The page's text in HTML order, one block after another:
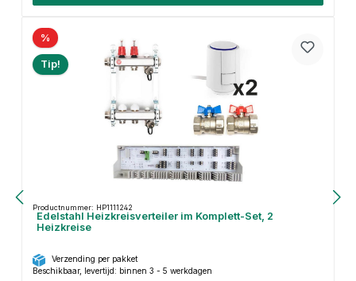
%
Tip!
Productnummer: HP1111242
Edelstahl Heizkreisverteiler im Komplett-Set, 2
Heizkreise
Verzending per pakket
Beschikbaar, levertijd: binnen 3 - 5 werkdagen